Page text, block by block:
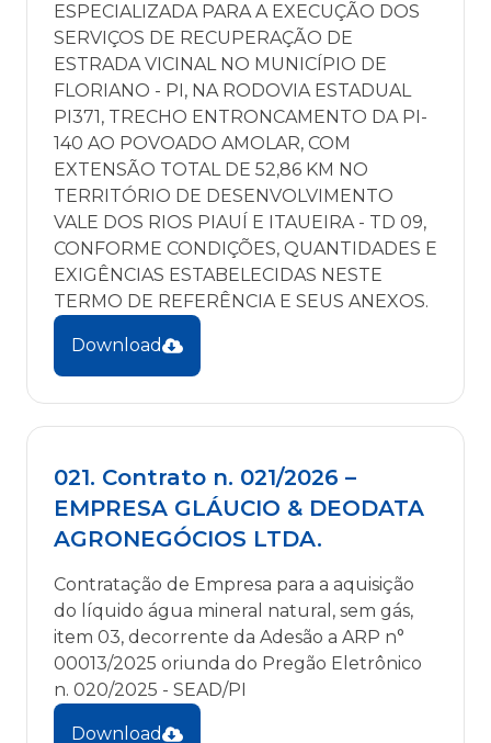
ESPECIALIZADA PARA A EXECUÇÃO DOS
SERVIÇOS DE RECUPERAÇÃO DE
ESTRADA VICINAL NO MUNICÍPIO DE
FLORIANO - PI, NA RODOVIA ESTADUAL
PI371, TRECHO ENTRONCAMENTO DA PI-
140 AO POVOADO AMOLAR, COM
EXTENSÃO TOTAL DE 52,86 KM NO
TERRITÓRIO DE DESENVOLVIMENTO
VALE DOS RIOS PIAUÍ E ITAUEIRA - TD 09,
CONFORME CONDIÇÕES, QUANTIDADES E
EXIGÊNCIAS ESTABELECIDAS NESTE
TERMO DE REFERÊNCIA E SEUS ANEXOS.
Download
021. Contrato n. 021/2026 –
EMPRESA GLÁUCIO & DEODATA
AGRONEGÓCIOS LTDA.
Contratação de Empresa para a aquisição
do líquido água mineral natural, sem gás,
item 03, decorrente da Adesão a ARP n°
00013/2025 oriunda do Pregão Eletrônico
n. 020/2025 - SEAD/PI
Download